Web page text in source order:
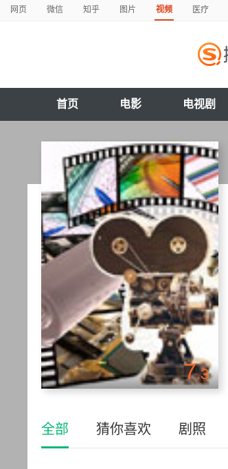
网页 微信 知乎 图片 视频 医疗
首页 电影 电视剧
7.3
全部 猜你喜欢 剧照